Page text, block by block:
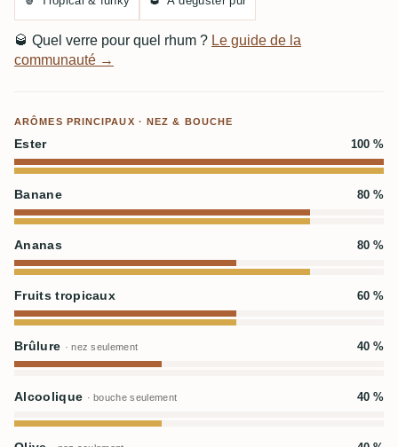
🥃 Quel verre pour quel rhum ? Le guide de la
communauté →
ARÔMES PRINCIPAUX · NEZ & BOUCHE
Ester 100 %
Banane 80 %
Ananas 80 %
Fruits tropicaux 60 %
Brûlure · nez seulement 40 %
Alcoolique · bouche seulement 40 %